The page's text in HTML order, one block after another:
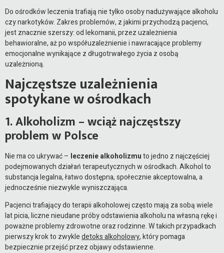
Do ośrodków leczenia trafiają nie tylko osoby nadużywające alkoholu
czy narkotyków. Zakres problemów, z jakimi przychodzą pacjenci,
jest znacznie szerszy: od lekomanii, przez uzależnienia
behawioralne, aż po współuzależnienie i nawracające problemy
emocjonalne wynikające z długotrwałego życia z osobą
uzależnioną.
Najczęstsze uzależnienia
spotykane w ośrodkach
1. Alkoholizm – wciąż najczęstszy
problem w Polsce
Nie ma co ukrywać – leczenie alkoholizmuto jedno z najczęściej
podejmowanych działań terapeutycznych w ośrodkach. Alkohol to
substancja legalna, łatwo dostępna, społecznie akceptowalna, a
jednocześnie niezwykle wyniszczająca.
Pacjenci trafiający do terapii alkoholowej często mają za sobą wiele
lat picia, liczne nieudane próby odstawienia alkoholu na własną rękę i
poważne problemy zdrowotne oraz rodzinne. W takich przypadkach
pierwszy krok to zwykledetoks alkoholowy, który pomaga
bezpiecznie przejść przez objawy odstawienne.